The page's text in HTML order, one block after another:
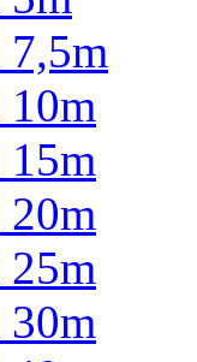
10m
15m
20m
25m
30m